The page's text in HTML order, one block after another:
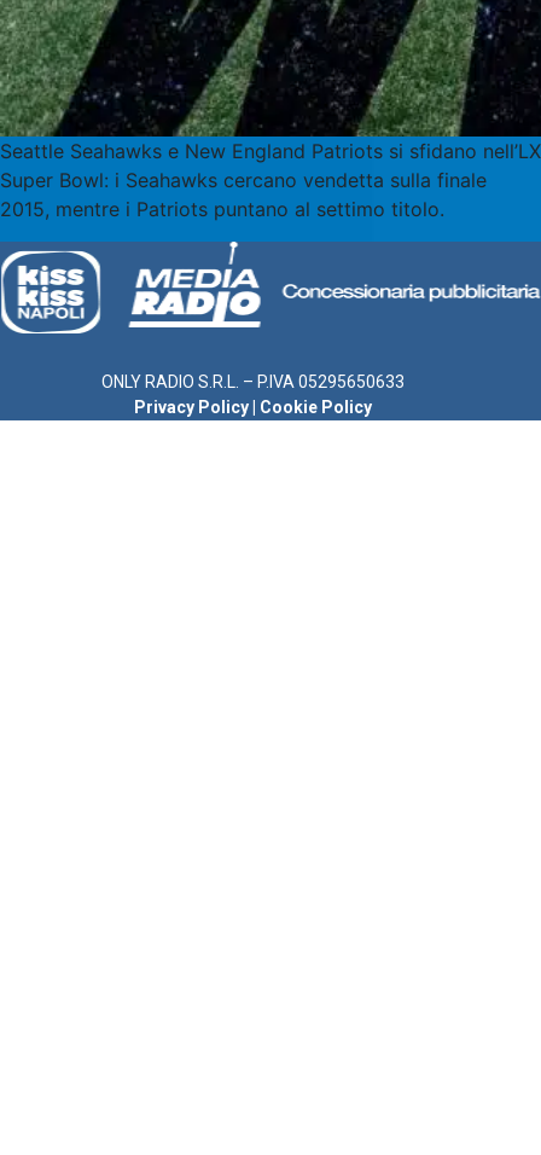
Seattle Seahawks e New England Patriots si sfidano nell’LX
Super Bowl: i Seahawks cercano vendetta sulla finale
2015, mentre i Patriots puntano al settimo titolo.
ONLY RADIO S.R.L. – P.IVA 05295650633
Privacy Policy
Cookie Policy